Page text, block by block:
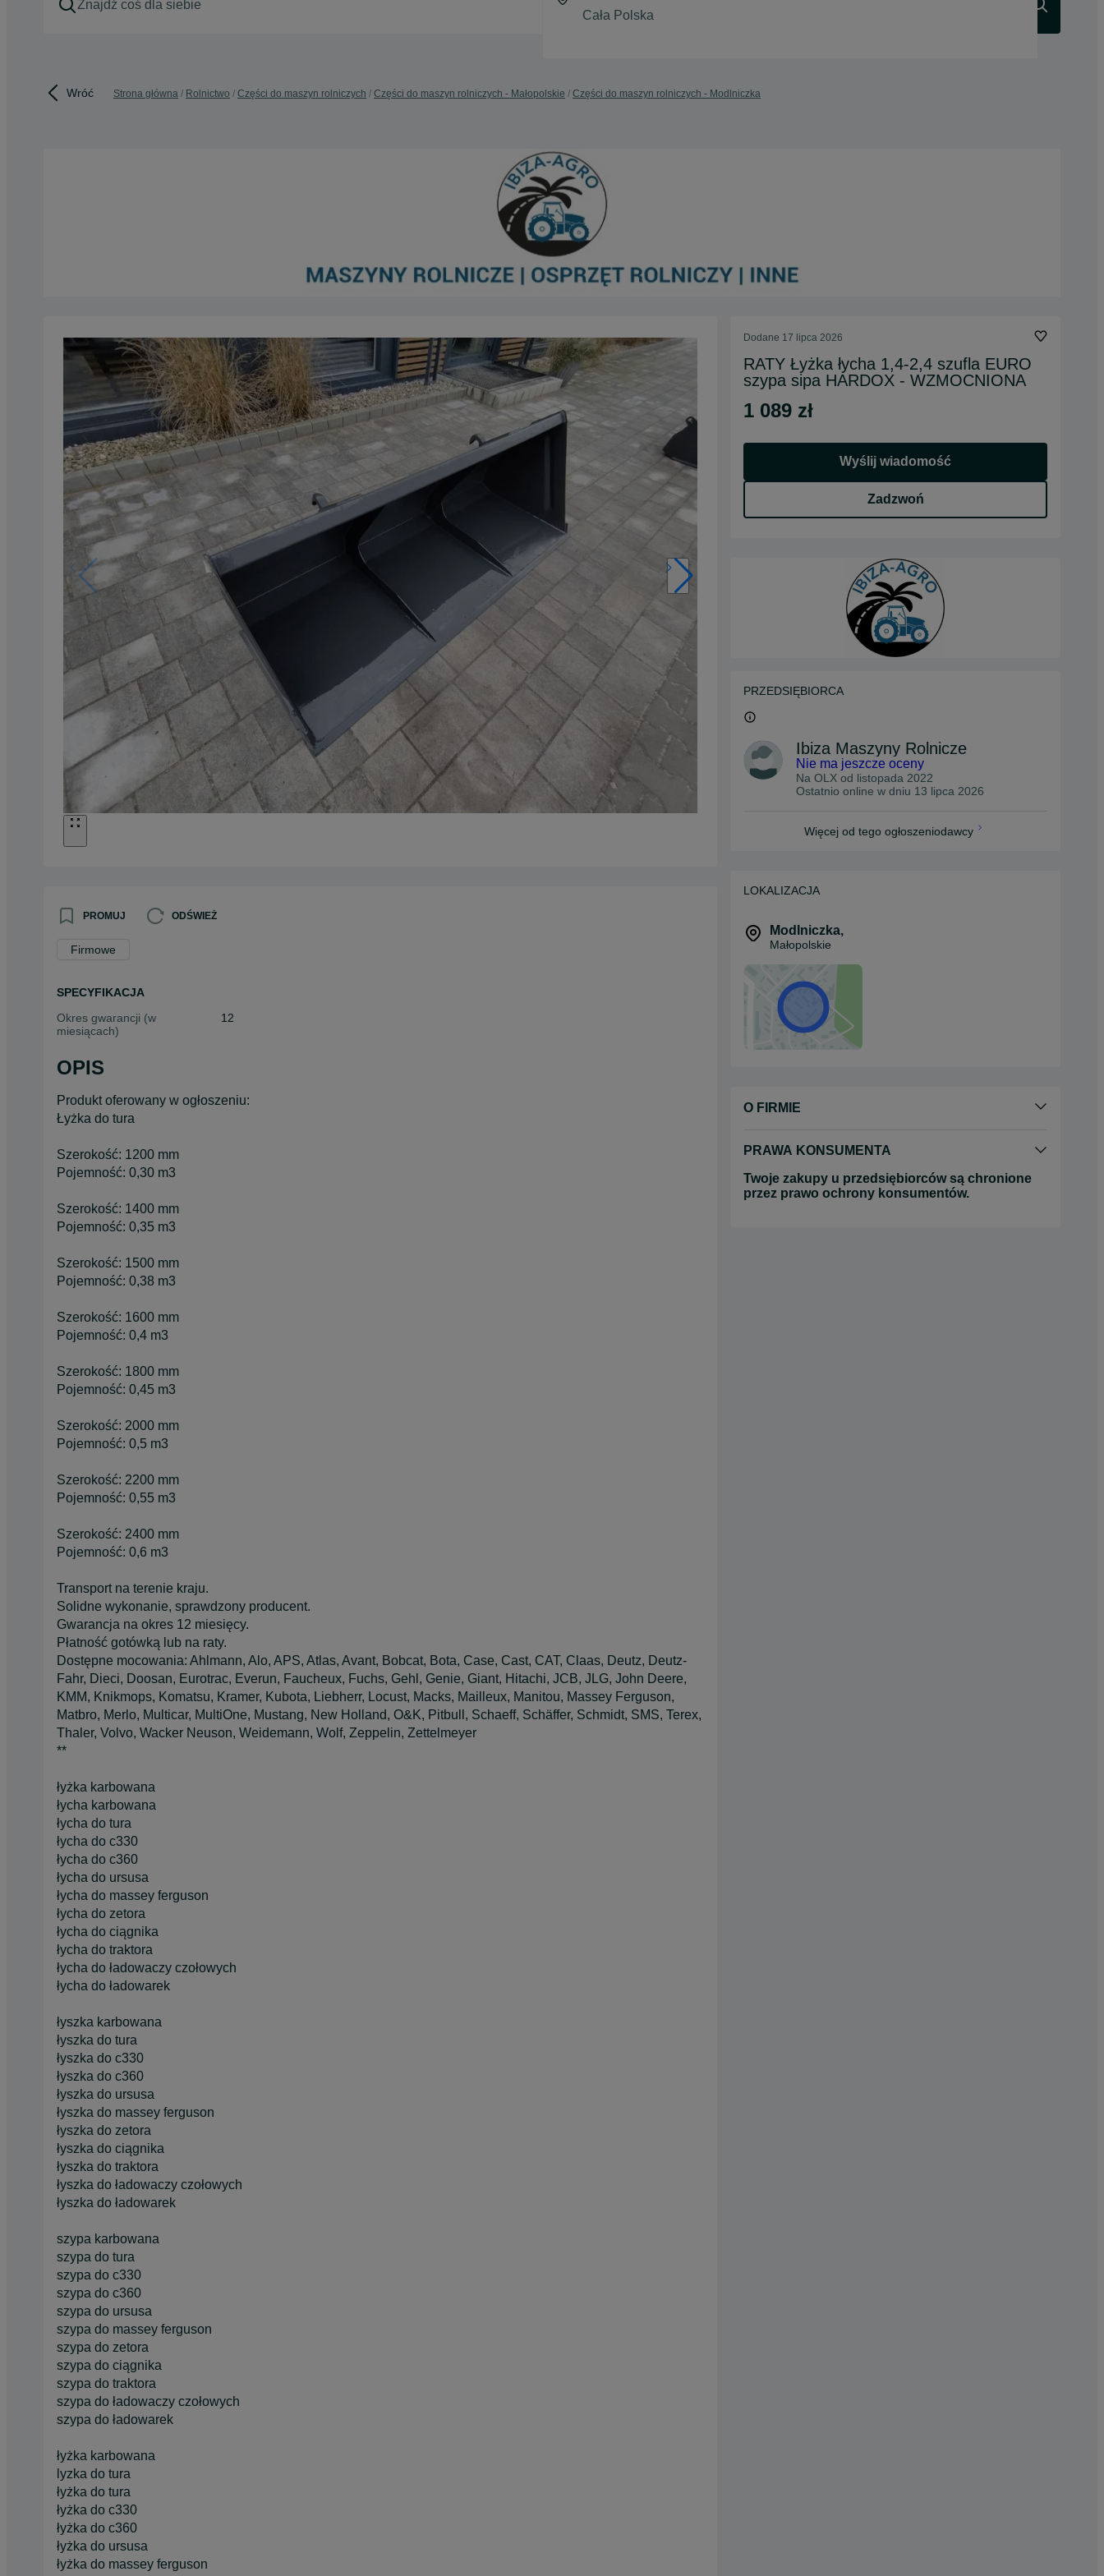
Wróć Strona główna Rolnictwo Części do maszyn rolniczych Części do maszyn rolniczych - Małopolskie Części do maszyn rolniczych - Modlniczka
PROMUJ ODŚWIEŻ
Firmowe
SPECYFIKACJA
Okres gwarancji (w
miesiącach)
12
OPIS
Produkt oferowany w ogłoszeniu:
Łyżka do tura
Szerokość: 1200 mm
Pojemność: 0,30 m3
Szerokość: 1400 mm
Pojemność: 0,35 m3
Szerokość: 1500 mm
Pojemność: 0,38 m3
Szerokość: 1600 mm
Pojemność: 0,4 m3
Szerokość: 1800 mm
Pojemność: 0,45 m3
Szerokość: 2000 mm
Pojemność: 0,5 m3
Szerokość: 2200 mm
Pojemność: 0,55 m3
Szerokość: 2400 mm
Pojemność: 0,6 m3
Transport na terenie kraju.
Solidne wykonanie, sprawdzony producent.
Gwarancja na okres 12 miesięcy.
Płatność gotówką lub na raty.
Dostępne mocowania: Ahlmann, Alo, APS, Atlas, Avant, Bobcat, Bota, Case, Cast, CAT, Claas, Deutz, Deutz-
Fahr, Dieci, Doosan, Eurotrac, Everun, Faucheux, Fuchs, Gehl, Genie, Giant, Hitachi, JCB, JLG, John Deere,
KMM, Knikmops, Komatsu, Kramer, Kubota, Liebherr, Locust, Macks, Mailleux, Manitou, Massey Ferguson,
Matbro, Merlo, Multicar, MultiOne, Mustang, New Holland, O&K, Pitbull, Schaeff, Schäffer, Schmidt, SMS, Terex,
Thaler, Volvo, Wacker Neuson, Weidemann, Wolf, Zeppelin, Zettelmeyer
**
łyżka karbowana
łycha karbowana
łycha do tura
łycha do c330
łycha do c360
łycha do ursusa
łycha do massey ferguson
łycha do zetora
łycha do ciągnika
łycha do traktora
łycha do ładowaczy czołowych
łycha do ładowarek
łyszka karbowana
łyszka do tura
łyszka do c330
łyszka do c360
łyszka do ursusa
łyszka do massey ferguson
łyszka do zetora
łyszka do ciągnika
łyszka do traktora
łyszka do ładowaczy czołowych
łyszka do ładowarek
szypa karbowana
szypa do tura
szypa do c330
szypa do c360
szypa do ursusa
szypa do massey ferguson
szypa do zetora
szypa do ciągnika
szypa do traktora
szypa do ładowaczy czołowych
szypa do ładowarek
łyżka karbowana
lyzka do tura
łyżka do tura
łyżka do c330
łyżka do c360
łyżka do ursusa
łyżka do massey ferguson
Dodane 17 lipca 2026
RATY Łyżka łycha 1,4-2,4 szufla EURO
szypa sipa HARDOX - WZMOCNIONA
1 089 zł
Wyślij wiadomość
Zadzwoń
PRZEDSIĘBIORCA
Ibiza Maszyny Rolnicze
Nie ma jeszcze oceny
Na OLX od listopada 2022
Ostatnio online w dniu 13 lipca 2026
Więcej od tego ogłoszeniodawcy
LOKALIZACJA
Modlniczka,
Małopolskie
O FIRMIE
PRAWA KONSUMENTA
Twoje zakupy u przedsiębiorców są chronione
przez prawo ochrony konsumentów.